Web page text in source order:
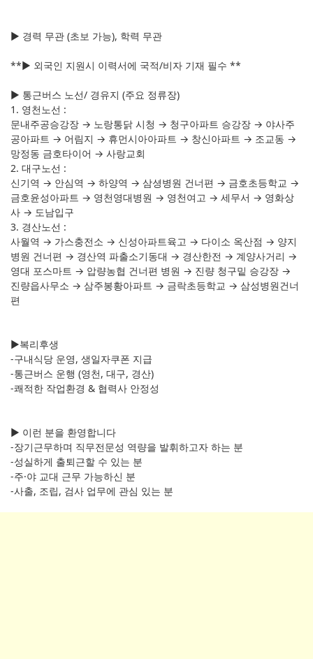
▶ 경력 무관 (초보 가능), 학력 무관
**▶ 외국인 지원시 이력서에 국적/비자 기재 필수 **
▶ 통근버스 노선/ 경유지 (주요 정류장)
1. 영천노선 :
문내주공승강장 → 노랑통닭 시청 → 청구아파트 승강장 → 야사주
공아파트 → 어림지 → 휴먼시아아파트 → 창신아파트 → 조교동 →
망정동 금호타이어 → 사랑교회
2. 대구노선 :
신기역 → 안심역 → 하양역 → 삼셩병원 건너편 → 금호초등학교 →
금호윤성아파트 → 영천영대병원 → 영천여고 → 세무서 → 영화상
사 → 도남입구
3. 경산노선 :
사월역 → 가스충전소 → 신성아파트육고 → 다이소 옥산점 → 양지
병원 건너편 → 경산역 파출소기동대 → 경산한전 → 계양사거리 →
영대 포스마트 → 압량농협 건너편 병원 → 진량 청구밑 승강장 →
진량읍사무소 → 삼주봉황아파트 → 금락초등학교 → 삼성병원건너
편
▶복리후생
-구내식당 운영, 생일자쿠폰 지급
-통근버스 운행 (영천, 대구, 경산)
-쾌적한 작업환경 & 협력사 안정성
▶ 이런 분을 환영합니다
-장기근무하며 직무전문성 역량을 발휘하고자 하는 분
-성실하게 출퇴근할 수 있는 분
-주·야 교대 근무 가능하신 분
-사출, 조립, 검사 업무에 관심 있는 분